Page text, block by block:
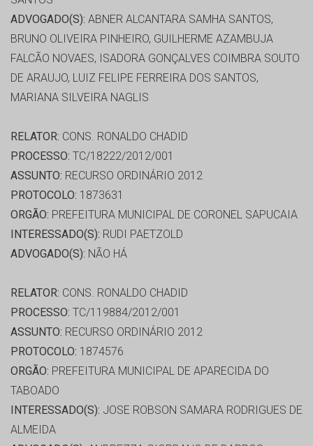
ADVOGADO(S): ABNER ALCANTARA SAMHA SANTOS,
BRUNO OLIVEIRA PINHEIRO, GUILHERME AZAMBUJA
FALCÃO NOVAES, ISADORA GONÇALVES COIMBRA SOUTO
DE ARAUJO, LUIZ FELIPE FERREIRA DOS SANTOS,
MARIANA SILVEIRA NAGLIS
RELATOR: CONS. RONALDO CHADID
PROCESSO: TC/18222/2012/001
ASSUNTO: RECURSO ORDINÁRIO 2012
PROTOCOLO: 1873631
ORGÃO: PREFEITURA MUNICIPAL DE CORONEL SAPUCAIA
INTERESSADO(S): RUDI PAETZOLD
ADVOGADO(S): NÃO HÁ
RELATOR: CONS. RONALDO CHADID
PROCESSO: TC/119884/2012/001
ASSUNTO: RECURSO ORDINÁRIO 2012
PROTOCOLO: 1874576
ORGÃO: PREFEITURA MUNICIPAL DE APARECIDA DO
TABOADO
INTERESSADO(S): JOSE ROBSON SAMARA RODRIGUES DE
ALMEIDA